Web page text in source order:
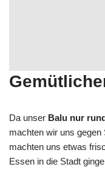
Da unser Balu nur
machten wir uns
machten uns etwas
Essen in die Stadt